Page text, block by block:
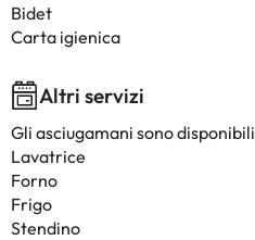
Bidet
Carta igienica
Altri servizi
Gli asciugamani sono disponibili
Lavatrice
Forno
Frigo
Stendino